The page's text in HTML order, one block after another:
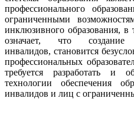
профессионального
ограниченными
инклюзивного образования, в
означает, что
инвалидов, становится
профессиональных
требуется разработать и
технологии обеспечения
инвалидов и лиц с